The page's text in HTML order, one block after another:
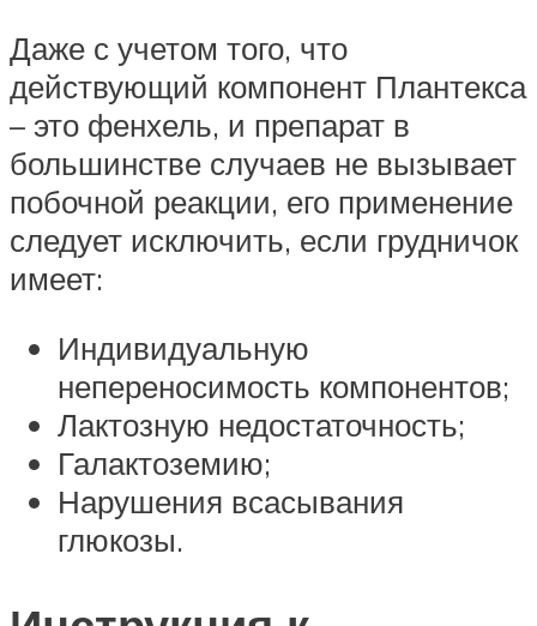
Даже с учетом того, что
действующий компонент Плантекса
– это фенхель, и препарат в
большинстве случаев не вызывает
побочной реакции, его применение
следует исключить, если грудничок
имеет:
Индивидуальную
непереносимость компонентов;
Лактозную недостаточность;
Галактоземию;
Нарушения всасывания
глюкозы.